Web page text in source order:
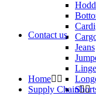
Jeans
Contact us
Home
Supply Chain